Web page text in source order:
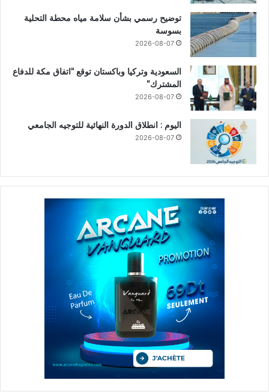
توضيح رسمي بشأن سلامة مياه محطة التحلية
بسوسة
2026-08-07
السعودية وتركيا وباكستان توقع “اتفاق مكة للدفاع
المشترك”
2026-08-07
اليوم : انطلاق الدورة النهائية للتوجيه الجامعي
2026-08-07